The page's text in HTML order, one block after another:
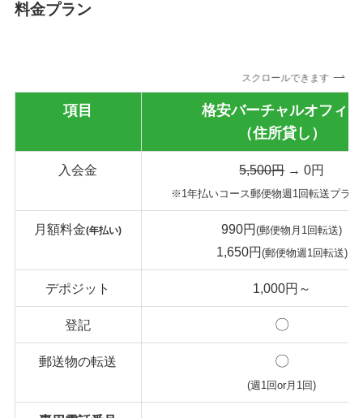
料金プラン
スクロールできます
項目
格安バーチャルオフィス
（住所貸し）
入会金 5,500円→ 0円
※1年払いコース郵便物週1回転送プラ
月額料金(年払い) 990円(郵便物月1回転送)
1,650円(郵便物週1回転送)
デポジット 1,000円～
登記 〇
郵送物の転送 〇
(週1回or月1回)